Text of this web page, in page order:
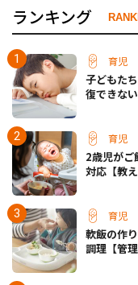
ランキング
育児
子どもた
復できな
育児
2歳児がご
対応【教
育児
軟飯の作
調理【管